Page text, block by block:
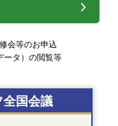
修会等のお申込
ータ）の閲覧等
全国会議